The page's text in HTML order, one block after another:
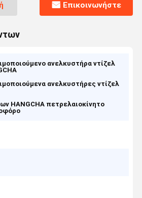
Επικοινωνήστε
ανελκυστήρα ντίζελ
ανελκυστήρες ντίζελ
HANGCHA πετρελαιοκίνητο